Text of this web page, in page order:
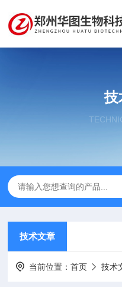
技
技术文章
当前位置：首页 技术